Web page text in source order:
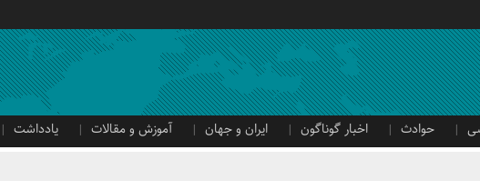
حوادث اخبار گوناگون ایران و جهان آموزش و مقالات یادداشت